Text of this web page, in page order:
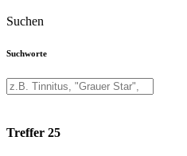
Suchen
Suchworte
Treffer 25